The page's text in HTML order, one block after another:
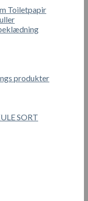
Toiletpapir
produkter
SORT